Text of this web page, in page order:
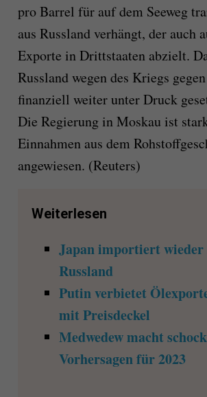
pro Barrel für auf dem Seeweg
aus Russland verhängt, der auch
Exporte in Drittstaaten abzielt.
Russland wegen des Kriegs
finanziell weiter unter Druck
Die Regierung in Moskau ist
Einnahmen aus dem
angewiesen. (Reuters)
Weiterlesen
Japan importiert wieder
Russland
Putin verbietet
mit Preisdeckel
Medwedew macht
Vorhersagen für 2023